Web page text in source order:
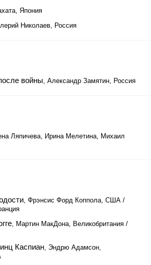
Япония
Николаев, Россия
войны, Александр Замятин, Россия
Ляпичева, Ирина Мелетина, Михаил
, Фрэнсис Форд Коппола, США /
, Мартин МакДона, Великобритания /
Каспиан, Эндрю Адамсон,